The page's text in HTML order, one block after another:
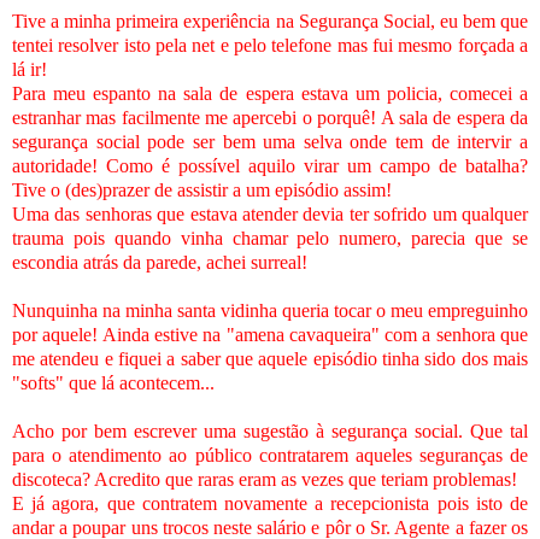
Tive a minha primeira experiência na Segurança Social, eu bem que
tentei resolver isto pela net e pelo telefone mas fui mesmo forçada a
lá ir!
Para meu espanto na sala de espera estava um policia, comecei a
estranhar mas facilmente me apercebi o porquê! A sala de espera da
segurança social pode ser bem uma selva onde tem de intervir a
autoridade! Como é possível aquilo virar um campo de batalha?
Tive o (des)prazer de assistir a um episódio assim!
Uma das senhoras que estava atender devia ter sofrido um qualquer
trauma pois quando vinha chamar pelo numero, parecia que se
escondia atrás da parede, achei surreal!
Nunquinha na minha santa vidinha queria tocar o meu empreguinho
por aquele! Ainda estive na "amena cavaqueira" com a senhora que
me atendeu e fiquei a saber que aquele episódio tinha sido dos mais
"softs" que lá acontecem...
Acho por bem escrever uma sugestão à segurança social. Que tal
para o atendimento ao público contratarem aqueles seguranças de
discoteca? Acredito que raras eram as vezes que teriam problemas!
E já agora, que contratem novamente a recepcionista pois isto de
andar a poupar uns trocos neste salário e pôr o Sr. Agente a fazer os